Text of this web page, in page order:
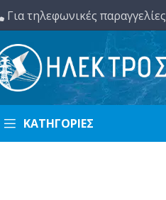
Για τηλεφωνικές παραγγελίες
ΚΑΤΗΓΟΡΙΕΣ